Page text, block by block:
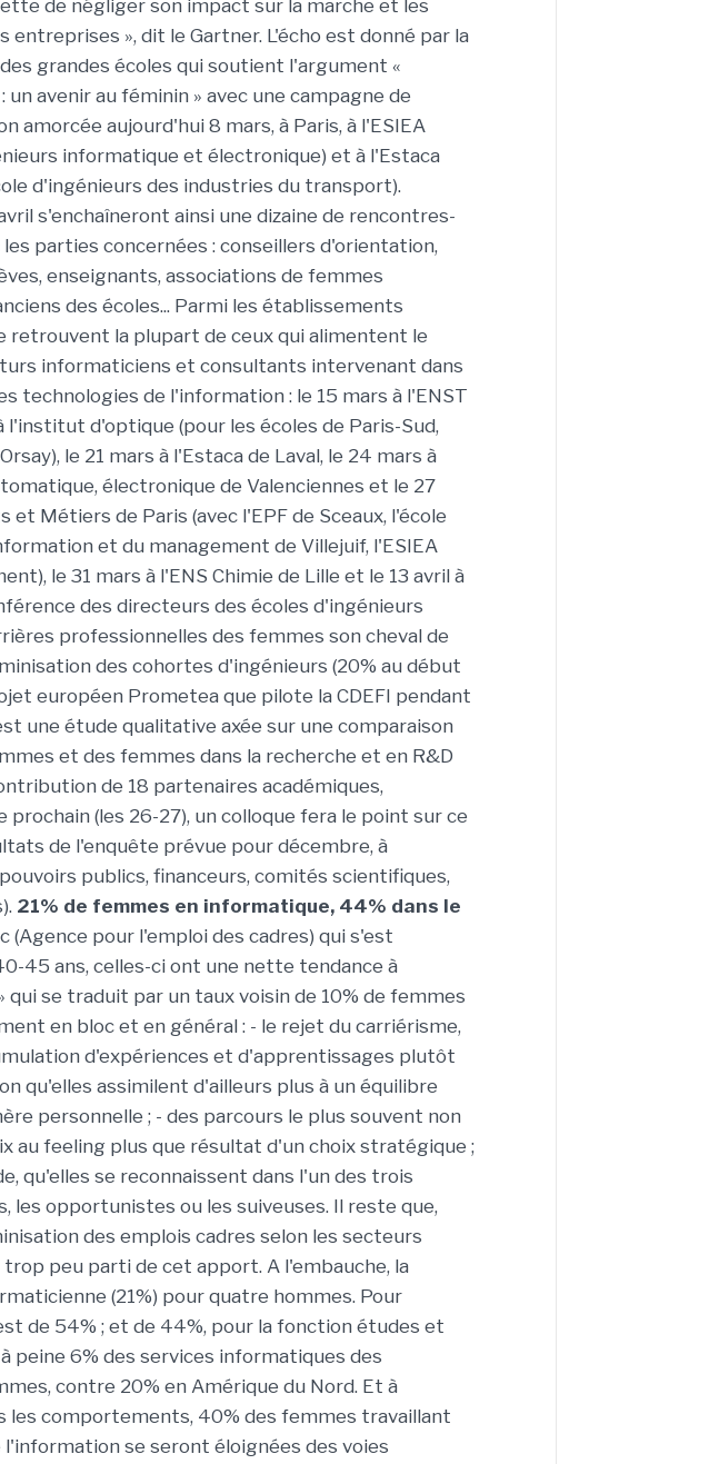
de négliger son impact sur la marche et les
entreprises », dit le Gartner. L'écho est donné par la
grandes écoles qui soutient l'argument «
un avenir au féminin » avec une campagne de
amorcée aujourd'hui 8 mars, à Paris, à l'ESIEA
informatique et électronique) et à l'Estaca
d'ingénieurs des industries du transport).
s'enchaîneront ainsi une dizaine de rencontres-
parties concernées : conseillers d'orientation,
enseignants, associations de femmes
des écoles... Parmi les établissements
retrouvent la plupart de ceux qui alimentent le
informaticiens et consultants intervenant dans
technologies de l'information : le 15 mars à l'ENST
l'institut d'optique (pour les écoles de Paris-Sud,
le 21 mars à l'Estaca de Laval, le 24 mars à
électronique de Valenciennes et le 27
et Métiers de Paris (avec l'EPF de Sceaux, l'école
et du management de Villejuif, l'ESIEA
le 31 mars à l'ENS Chimie de Lille et le 13 avril à
des directeurs des écoles d'ingénieurs
professionnelles des femmes son cheval de
des cohortes d'ingénieurs (20% au début
européen Prometea que pilote la CDEFI pendant
une étude qualitative axée sur une comparaison
et des femmes dans la recherche et en R&D
de 18 partenaires académiques,
(les 26-27), un colloque fera le point sur ce
de l'enquête prévue pour décembre, à
publics, financeurs, comités scientifiques,
21% de femmes en informatique, 44% dans le
(Agence pour l'emploi des cadres) qui s'est
45 ans, celles-ci ont une nette tendance à
se traduit par un taux voisin de 10% de femmes
en bloc et en général : - le rejet du carriérisme,
d'expériences et d'apprentissages plutôt
qu'elles assimilent d'ailleurs plus à un équilibre
personnelle ; - des parcours le plus souvent non
au feeling plus que résultat d'un choix stratégique ;
qu'elles se reconnaissent dans l'un des trois
les opportunistes ou les suiveuses. Il reste que,
des emplois cadres selon les secteurs
peu parti de cet apport. A l'embauche, la
(21%) pour quatre hommes. Pour
de 54% ; et de 44%, pour la fonction études et
peine 6% des services informatiques des
contre 20% en Amérique du Nord. Et à
les comportements, 40% des femmes travaillant
se seront éloignées des voies